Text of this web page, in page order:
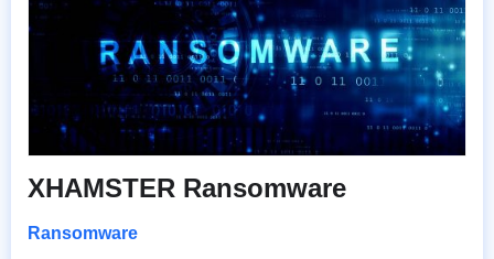
XHAMSTER Ransomware
Ransomware